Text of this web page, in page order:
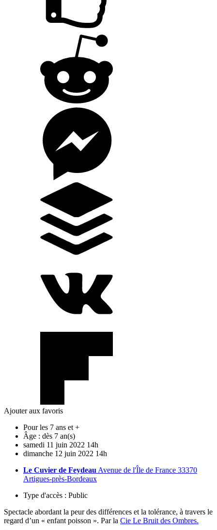
Ajouter aux favoris
Pour les 7 ans et +
Âge : dès 7 an(s)
samedi 11 juin 2022 14h
dimanche 12 juin 2022 14h
Le Cuvier de Feydeau Avenue de l'Île de France 33370
Artigues-près-Bordeaux
Type d'accès : Public
Spectacle abordant la peur des différences et la tolérance, à travers le
regard d’un « enfant poisson ». Par la Cie Le Bruit des Ombres.